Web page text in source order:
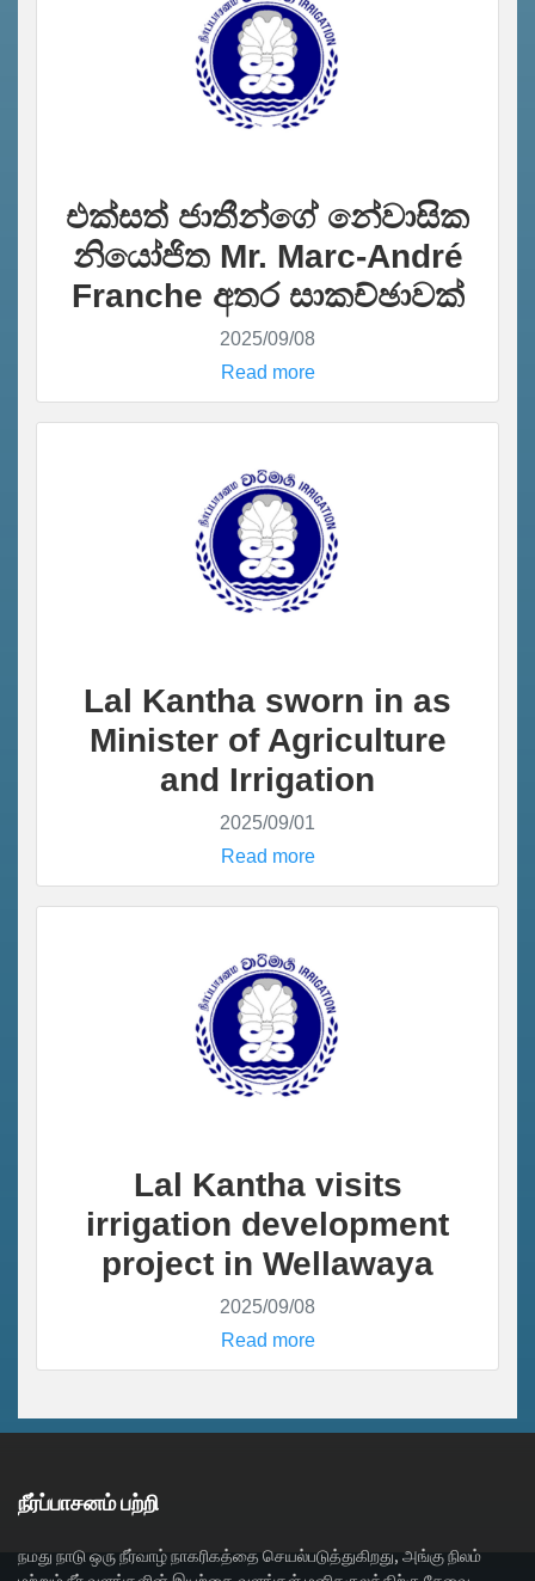
එක්සත් ජාතීන්ගේ නේවාසික
නියෝජිත Mr. Marc-André
Franche අතර සාකච්ඡාවක්
2025/09/08
Read more
Lal Kantha sworn in as
Minister of Agriculture
and Irrigation
2025/09/01
Read more
Lal Kantha visits
irrigation development
project in Wellawaya
2025/09/08
Read more
நீர்ப்பாசனம் பற்றி
நமது நாடு ஒரு நீர்வாழ் நாகரிகத்தை செயல்படுத்துகிறது, அங்கு நிலம்